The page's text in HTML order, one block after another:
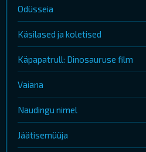
Odüsseia
Käsilased ja koletised
Käpapatrull: Dinosauruse film
Vaiana
Naudingu nimel
Jäätisemüüja